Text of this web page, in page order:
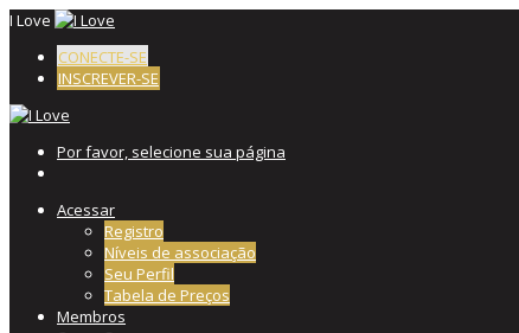
I Love
CONECTE-SE
INSCREVER-SE
Por favor, selecione sua página
Acessar
Registro
Níveis de associação
Seu Perfil
Tabela de Preços
Membros